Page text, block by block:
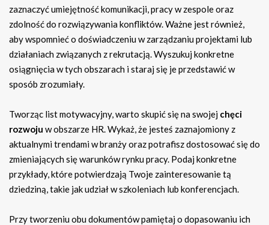
zaznaczyć umiejętność komunikacji, pracy w zespole oraz
zdolność do rozwiązywania konfliktów. Ważne jest również,
aby wspomnieć o doświadczeniu w zarządzaniu projektami lub
działaniach związanych z rekrutacją. Wyszukuj konkretne
osiągnięcia w tych obszarach i staraj się je przedstawić w
sposób zrozumiały.
Tworząc list motywacyjny, warto skupić się na swojej chęci
rozwoju w obszarze HR. Wykaż, że jesteś zaznajomiony z
aktualnymi trendami w branży oraz potrafisz dostosować się do
zmieniających się warunków rynku pracy. Podaj konkretne
przykłady, które potwierdzają Twoje zainteresowanie tą
dziedziną, takie jak udział w szkoleniach lub konferencjach.
Przy tworzeniu obu dokumentów pamiętaj o dopasowaniu ich